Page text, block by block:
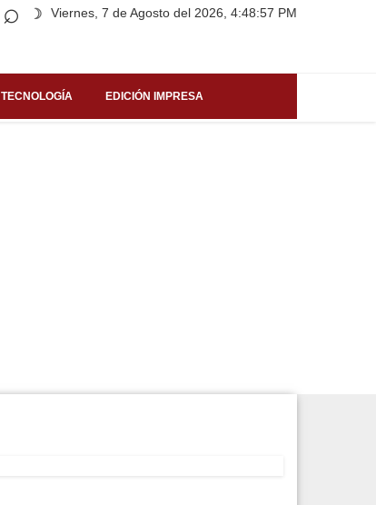
Viernes, 7 de Agosto del 2026, 4:48:57 PM
⌕ ☽
TECNOLOGÍA EDICIÓN IMPRESA